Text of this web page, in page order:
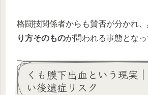
格闘技関係者からも賛否が分かれ、
り方そのものが問われる事態となっ
くも膜下出血という現実
い後遺症リスク